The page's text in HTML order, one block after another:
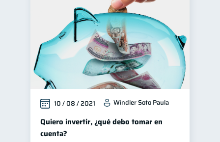
Fraudes 1 Retiro 1
Finanzas personales 44
Manejo de deudas 31
Educación financiera 31
Finanzas para jóvenes 30
Control de deudas 30
Finanzas familiares 25
Inclusión financiera 22
Finanzas para mujeres
10 / 08 / 2021 Windler Soto Paula
Quiero invertir, ¿qué debo tomar en
cuenta?